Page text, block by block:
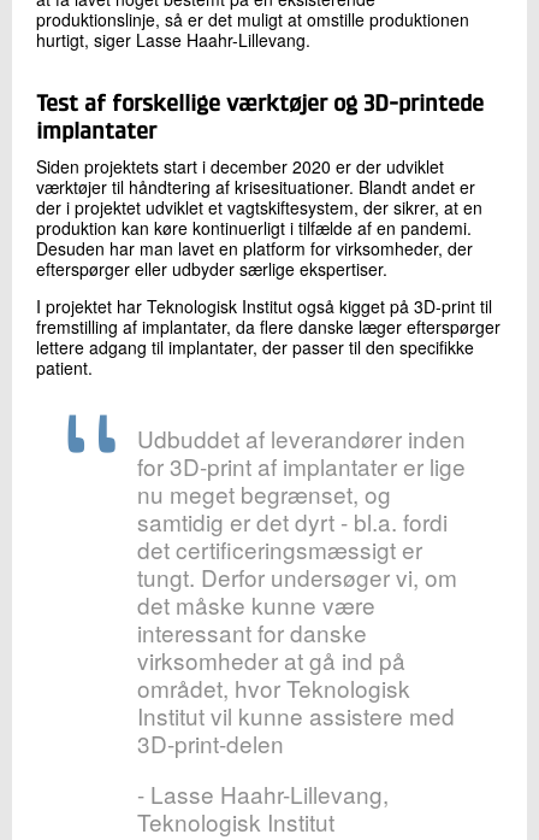
produktionslinje, så er det muligt at omstille produktionen
hurtigt, siger Lasse Haahr-Lillevang.
Test af forskellige værktøjer og 3D-printede
implantater
Siden projektets start i december 2020 er der udviklet
værktøjer til håndtering af krisesituationer. Blandt andet er
der i projektet udviklet et vagtskiftesystem, der sikrer, at en
produktion kan køre kontinuerligt i tilfælde af en pandemi.
Desuden har man lavet en platform for virksomheder, der
efterspørger eller udbyder særlige ekspertiser.
I projektet har Teknologisk Institut også kigget på 3D-print til
fremstilling af implantater, da flere danske læger efterspørger
lettere adgang til implantater, der passer til den specifikke
patient.
Udbuddet af leverandører inden
for 3D-print af implantater er lige
nu meget begrænset, og
samtidig er det dyrt - bl.a. fordi
det certificeringsmæssigt er
tungt. Derfor undersøger vi, om
det måske kunne være
interessant for danske
virksomheder at gå ind på
området, hvor Teknologisk
Institut vil kunne assistere med
3D-print-delen
- Lasse Haahr-Lillevang,
Teknologisk Institut